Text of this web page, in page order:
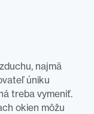
najmä
úniku
treba vymeniť.
okien môžu